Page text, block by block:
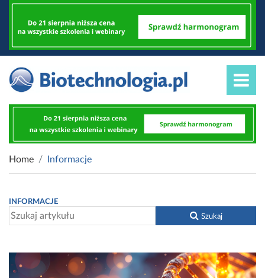
Home Informacje
INFORMACJE
Szukaj